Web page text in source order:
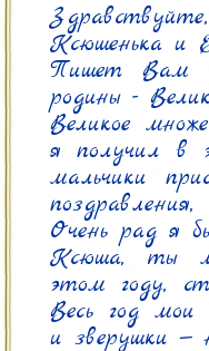
Ксюшенька и
Пишет Вам
родины -
Великое
я получил в
мальчики
Очень рад я
Ксюша, ты
этом году,
Весь год
и зверушки —